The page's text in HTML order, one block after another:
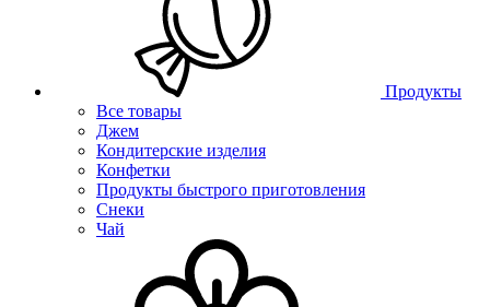
Продукты
Все товары
Джем
Кондитерские изделия
Конфетки
Продукты быстрого приготовления
Снеки
Чай